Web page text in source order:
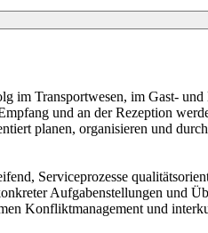
im Transportwesen, im Gast-
und an der Rezeption
planen, organisieren und
Serviceprozesse
Aufgabenstellungen und
Konfliktmanagement und